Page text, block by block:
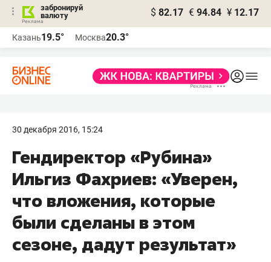
забронируй
валюту
$ 82.17 € 94.84 ¥ 12.17
Казань19.5° Москва20.3°
30 декабря 2016, 15:24
Гендиректор «Рубина»
Ильгиз Фахриев: «Уверен,
что вложения, которые
были сделаны в этом
сезоне, дадут результат»